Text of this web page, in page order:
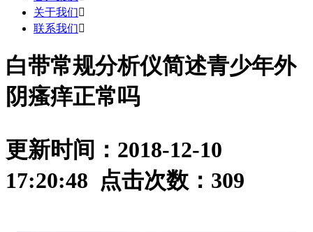
关于我们
联系我们
白带常规分析仪简述青少年外
阴瘙痒正常吗
更新时间：2018-12-10
17:20:48 点击次数： 309